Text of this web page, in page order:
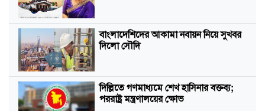
বাংলাদেশিদের আকামা নবায়ন নিয়ে সুখবর
দিলো সৌদি
দিল্লিতে গণমাধ্যমে শেখ হাসিনার বক্তব্য;
পররাষ্ট্র মন্ত্রণালয়ের ক্ষোভ